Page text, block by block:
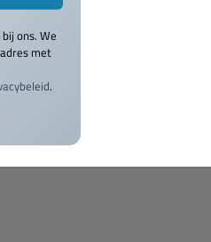
ons. We
met
.